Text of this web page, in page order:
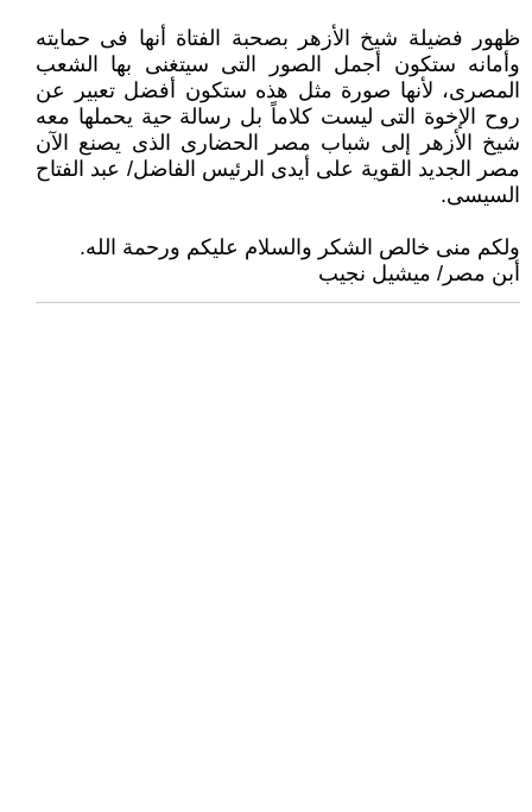
ظهور فضيلة شيخ الأزهر بصحبة الفتاة أنها فى حمايته
وأمانه ستكون أجمل الصور التى سيتغنى بها الشعب
المصرى، لأنها ‏صورة مثل هذه ستكون أفضل تعبير عن
روح الإخوة التى ليست كلاماً بل رسالة حية يحملها معه
شيخ الأزهر إلى شباب مصر ‏الحضارى الذى يصنع الآن
مصر الجديد القوية على أيدى الرئيس الفاضل/ عبد الفتاح
السيسى.‏
ولكم منى خالص الشكر والسلام عليكم ورحمة الله.‏
أبن مصر/ ميشيل نجيب